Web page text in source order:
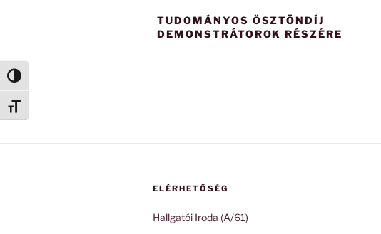
Nagy kontraszt váltása
Betűméret váltása
TUDOMÁNYOS ÖSZTÖNDÍJ
DEMONSTRÁTOROK RÉSZÉRE
ELÉRHETŐSÉG
Hallgatói Iroda (A/61)